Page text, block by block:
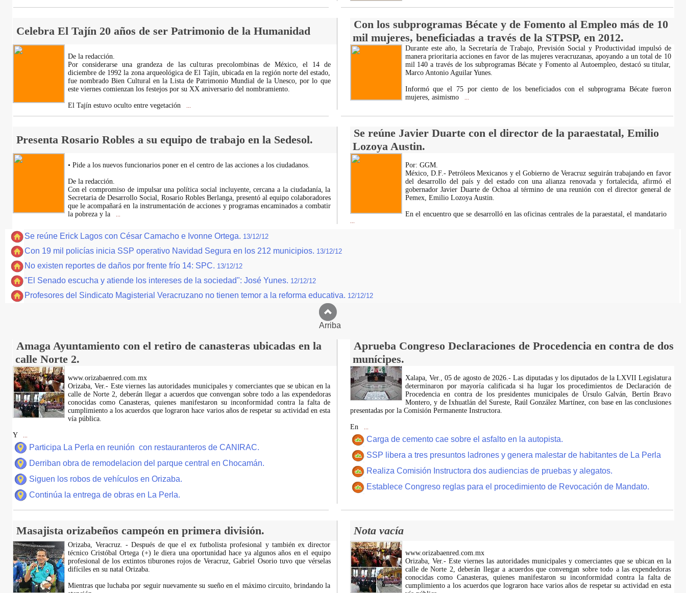
Celebra El Tajín 20 años de ser Patrimonio de la Humanidad
Con los subprogramas Bécate y de Fomento al Empleo más de 10
mil mujeres, beneficiadas a través de la STPSP, en 2012.
De la redacción.
Por considerarse una grandeza de las culturas precolombinas de México, el 14 de
diciembre de 1992 la zona arqueológica de El Tajín, ubicada en la región norte del estado,
fue nombrado Bien Cultural en la Lista de Patrimonio Mundial de la Unesco, por lo que
este viernes comienzan los festejos por su XX aniversario del nombramiento.
El Tajín estuvo oculto entre vegetación
Durante este año, la Secretaría de Trabajo, Previsión Social y Productividad impulsó de
manera prioritaria acciones en favor de las mujeres veracruzanas, apoyando a un total de 10
mil 140 a través de los subprogramas Bécate y Fomento al Autoempleo, destacó su titular,
Marco Antonio Aguilar Yunes.
Informó que el 75 por ciento de los beneficiados con el subprograma Bécate fueron
mujeres, asimismo
Presenta Rosario Robles a su equipo de trabajo en la Sedesol.
Se reúne Javier Duarte con el director de la paraestatal, Emilio
Lozoya Austin.
• Pide a los nuevos funcionarios poner en el centro de las acciones a los ciudadanos.
De la redacción.
Con el compromiso de impulsar una política social incluyente, cercana a la ciudadanía, la
Secretaria de Desarrollo Social, Rosario Robles Berlanga, presentó al equipo colaboradores
que le acompañará en la instrumentación de acciones y programas encaminados a combatir
la pobreza y la
Por: GGM.
México, D.F.- Petróleos Mexicanos y el Gobierno de Veracruz seguirán trabajando en favor
del desarrollo del país y del estado con una alianza renovada y fortalecida, afirmó el
gobernador Javier Duarte de Ochoa al término de una reunión con el director general de
Pemex, Emilio Lozoya Austin.
En el encuentro que se desarrolló en las oficinas centrales de la paraestatal, el mandatario
Se reúne Erick Lagos con César Camacho e Ivonne Ortega. 13/12/12
Con 19 mil policías inicia SSP operativo Navidad Segura en los 212 municipios. 13/12/12
No existen reportes de daños por frente frío 14: SPC. 13/12/12
"El Senado escucha y atiende los intereses de la sociedad": José Yunes. 12/12/12
Profesores del Sindicato Magisterial Veracruzano no tienen temor a la reforma educativa. 12/12/12
Arriba
Amaga Ayuntamiento con el retiro de canasteras ubicadas en la
calle Norte 2.
Aprueba Congreso Declaraciones de Procedencia en contra de dos
munícipes.
www.orizabaenred.com.mx
Orizaba, Ver.- Este viernes las autoridades municipales y comerciantes que se ubican en la
calle de Norte 2, deberán llegar a acuerdos que convengan sobre todo a las expendedoras
conocidas como Canasteras, quienes manifestaron su inconformidad contra la falta de
cumplimiento a los acuerdos que lograron hace varios años de respetar su actividad en esta
vía pública.
Y
Participa La Perla en reunión con restauranteros de CANIRAC.
Derriban obra de remodelacion del parque central en Chocamán.
Siguen los robos de vehículos en Orizaba.
Continúa la entrega de obras en La Perla.
Xalapa, Ver., 05 de agosto de 2026.- Las diputadas y los diputados de la LXVII Legislatura
determinaron por mayoría calificada si ha lugar los procedimientos de Declaración de
Procedencia en contra de los presidentes municipales de Úrsulo Galván, Bertín Bravo
Montero, y de Ixhuatlán del Sureste, Raúl González Martínez, con base en las conclusiones
presentadas por la Comisión Permanente Instructora.
En
Carga de cemento cae sobre el asfalto en la autopista.
SSP libera a tres presuntos ladrones y genera malestar de habitantes de La Perla
Realiza Comisión Instructora dos audiencias de pruebas y alegatos.
Establece Congreso reglas para el procedimiento de Revocación de Mandato.
Masajista orizabeños campeón en primera división. Nota vacía
Orizaba, Veracruz. - Después de que el ex futbolista profesional y también ex director
técnico Cristóbal Ortega (+) le diera una oportunidad hace ya algunos años en el equipo
profesional de los extintos tiburones rojos de Veracruz, Gabriel Osorio tuvo que vérselas
difíciles en su natal Orizaba.
Mientras que luchaba por seguir nuevamente su sueño en el máximo circuito, brindando la
www.orizabaenred.com.mx
Orizaba, Ver.- Este viernes las autoridades municipales y comerciantes que se ubican en la
calle de Norte 2, deberán llegar a acuerdos que convengan sobre todo a las expendedoras
conocidas como Canasteras, quienes manifestaron su inconformidad contra la falta de
cumplimiento a los acuerdos que lograron hace varios años de respetar su actividad en esta